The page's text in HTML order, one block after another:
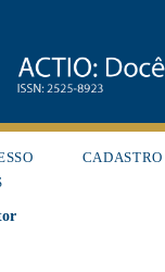
CADASTRO